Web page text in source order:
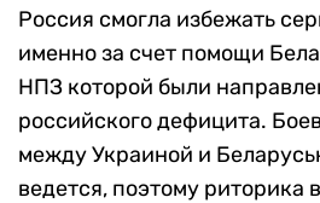
Россия смогла избежать
именно за счет помощи
НПЗ которой были
российского дефицита.
между Украиной и
ведется, поэтому риторика